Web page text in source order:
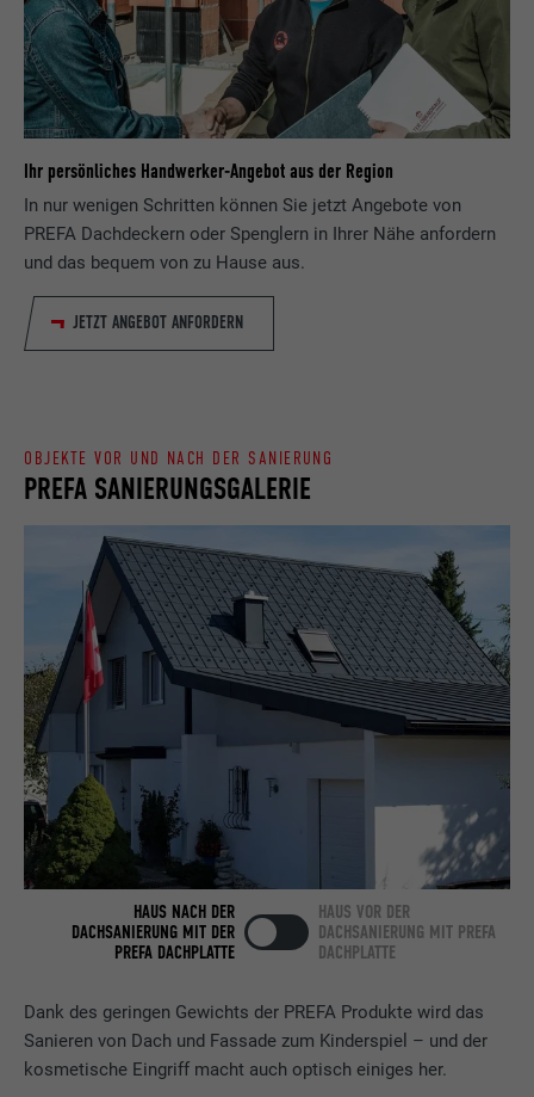
Ihr persönliches Handwerker-Angebot aus der Region
In nur wenigen Schritten können Sie jetzt Angebote von
PREFA Dachdeckern oder Spenglern in Ihrer Nähe anfordern
und das bequem von zu Hause aus.
JETZT ANGEBOT ANFORDERN
Dank des geringen Gewichts der PREFA Produkte wird das
Sanieren von Dach und Fassade zum Kinderspiel – und der
kosmetische Eingriff macht auch optisch einiges her.
PREFA SANIERUNGSGALERIE
OBJEKTE VOR UND NACH DER SANIERUNG
HAUS NACH DER
DACHSANIERUNG MIT DER
PREFA DACHPLATTE
HAUS VOR DER
DACHSANIERUNG MIT PREFA
DACHPLATTE
Zweck
wird, um statistische Daten dazu, wieder
Besucher die Website nutzt, zu generieren.
Name _gaexp
Anbieter Google Optimize
Laufzeit 90 Tage
Wird testweise gesetzt, um zu prüfen, ob
der Browser das Setzen von Cookies
erlaubt. Enthält keine
Anbieter ads.linkedin.com
Laufzeit Sitzung
Zweck
Sprach version einer Webseite.
Name lang
uns"-Fenster enthält.
bcookie
Anbieter LinkedIn
Laufzeit 2 Jahre
Zweck
Verwendet vom Social-Networking-Dienst
LinkedIn für die Verfolgung der
Verwendung von eingebetteten
Dienstleistungen.
Name bscookie
Anbieter LinkedIn
Zweck
Verwendet vom Social-Networking-Dienst
LinkedIn für die Verfolgung der
Verwendung von eingebetteten